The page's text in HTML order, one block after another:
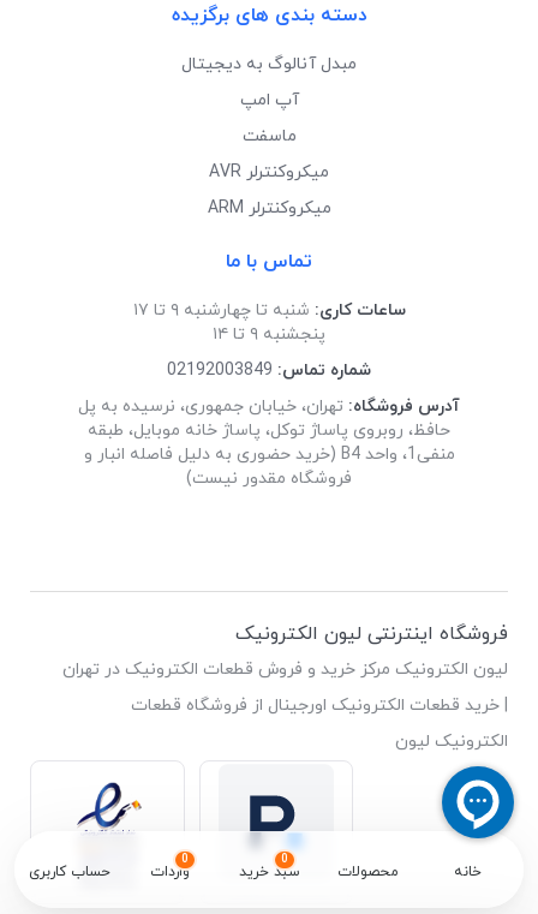
خانه محصولات
0
سبد خرید
0
واردات حساب کاربری
دسته بندی های برگزیده
مبدل آنالوگ به دیجیتال
آپ امپ
ماسفت
میکروکنترلر AVR
میکروکنترلر ARM
تماس با ما
ساعات کاری: شنبه تا چهارشنبه ۹ تا ۱۷
پنجشنبه ۹ تا ۱۴
شماره تماس: 02192003849
آدرس فروشگاه: تهران، خیابان جمهوری، نرسیده به پل
حافظ، روبروی پاساژ توکل، پاساژ خانه موبایل، طبقه
منفی1، واحد B4 (خرید حضوری به دلیل فاصله انبار و
فروشگاه مقدور نیست)
فروشگاه اینترنتی لیون الکترونیک
لیون الکترونیک مرکز خرید و فروش قطعات الکترونیک در تهران
| خرید قطعات الکترونیک اورجینال از فروشگاه قطعات
الکترونیک لیون